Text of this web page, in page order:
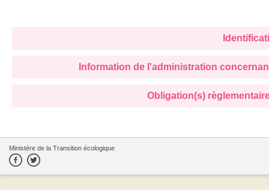
Information de l'administration
Obligation(s)
Ministère de la Transition écologique